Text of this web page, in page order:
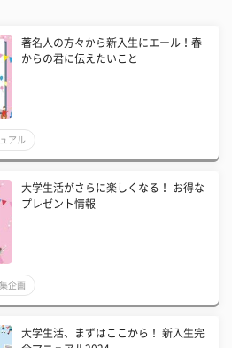
著名人の方々から新入生にエール！春
からの君に伝えたいこと
アル
大学生活がさらに楽しくなる！ お得な
プレゼント情報
企画
大学生活、まずはここから！ 新入生完